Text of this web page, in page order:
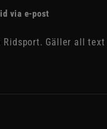
via e-post
Gäller all text